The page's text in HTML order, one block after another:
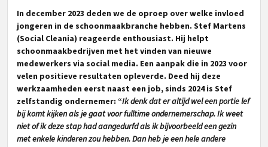
In december 2023 deden we de oproep over welke invloed
jongeren in de schoonmaakbranche hebben. Stef Martens
(Social Cleania) reageerde enthousiast. Hij helpt
schoonmaakbedrijven met het vinden van nieuwe
medewerkers via social media. Een aanpak die in 2023 voor
velen positieve resultaten opleverde. Deed hij deze
werkzaamheden eerst naast een job, sinds 2024 is Stef
zelfstandig ondernemer: “Ik denk dat er altijd wel een portie lef
bij komt kijken als je gaat voor fulltime ondernemerschap. Ik weet
niet of ik deze stap had aangedurfd als ik bijvoorbeeld een gezin
met enkele kinderen zou hebben. Dan heb je een hele andere